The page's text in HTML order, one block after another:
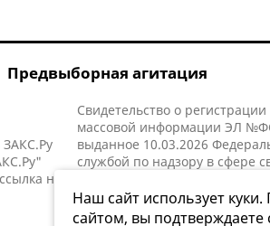
Предвыборная агитация
на
Свидетельство о регистрации
массовой информации ЭЛ
выданное 10.03.2026
службой по надзору в сфере
коммуникаций
Наш сайт использует
сайтом, вы подтверждаете